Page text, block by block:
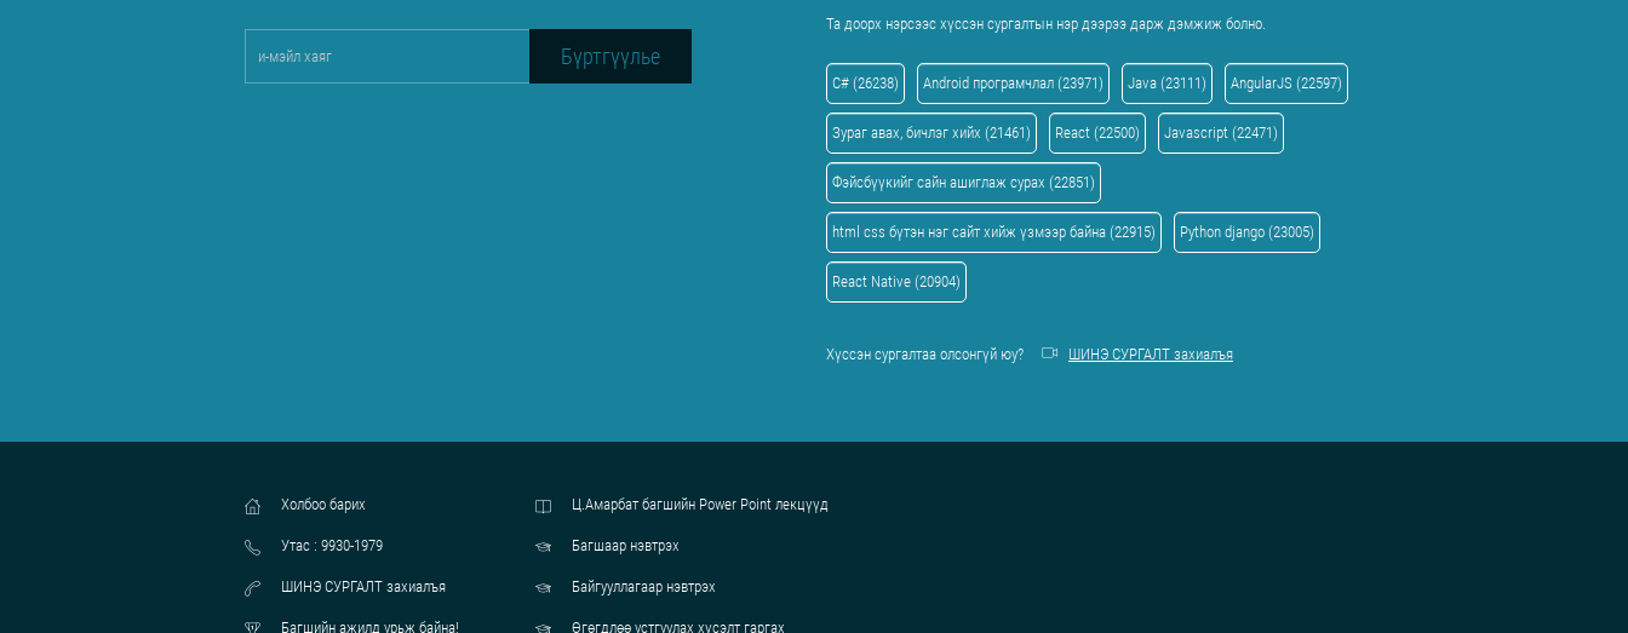
Та доорх нэрсээс хүссэн сургалтын нэр дээрээ дарж дэмжиж болно.
C# (26238) Android програмчлал (23971) Java (23111) AngularJS (22597)
Зураг авах, бичлэг хийх (21461) React (22500) Javascript (22471)
Фэйсбүүкийг сайн ашиглаж сурах (22851)
html css бүтэн нэг сайт хийж үзмээр байна (22915) Python django (23005)
React Native (20904)
Хүссэн сургалтаа олсонгүй юу? ШИНЭ СУРГАЛТ захиалъя
Холбоо барих
Утас : 9930-1979
ШИНЭ СУРГАЛТ захиалъя
Багшийн ажилд урьж байна!
Ц.Амарбат багшийн Power Point лекцүүд
Багшаар нэвтрэх
Байгууллагаар нэвтрэх
Өгөгдлөө устгуулах хүсэлт гаргах